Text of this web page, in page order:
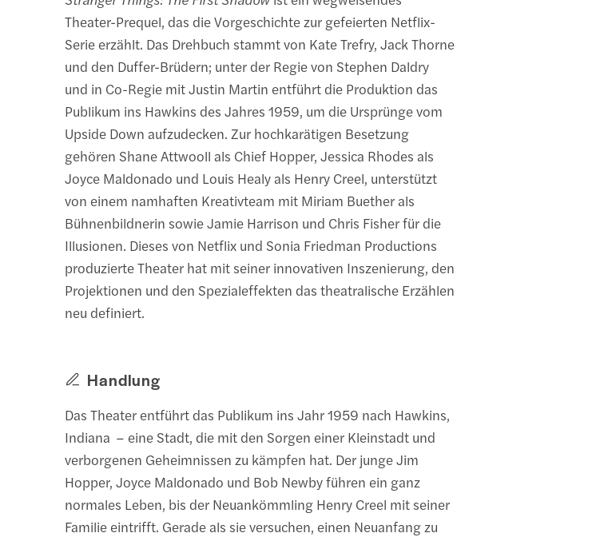
Theater-Prequel, das die Vorgeschichte zur gefeierten Netflix-
Serie erzählt. Das Drehbuch stammt von Kate Trefry, Jack Thorne
und den Duffer-Brüdern; unter der Regie von Stephen Daldry
und in Co-Regie mit Justin Martin entführt die Produktion das
Publikum ins Hawkins des Jahres 1959, um die Ursprünge vom
Upside Down aufzudecken. Zur hochkarätigen Besetzung
gehören Shane Attwooll als Chief Hopper, Jessica Rhodes als
Joyce Maldonado und Louis Healy als Henry Creel, unterstützt
von einem namhaften Kreativteam mit Miriam Buether als
Bühnenbildnerin sowie Jamie Harrison und Chris Fisher für die
Illusionen. Dieses von Netflix und Sonia Friedman Productions
produzierte Theater hat mit seiner innovativen Inszenierung, den
Projektionen und den Spezialeffekten das theatralische Erzählen
neu definiert.
Handlung
Das Theater entführt das Publikum ins Jahr 1959 nach Hawkins,
Indiana – eine Stadt, die mit den Sorgen einer Kleinstadt und
verborgenen Geheimnissen zu kämpfen hat. Der junge Jim
Hopper, Joyce Maldonado und Bob Newby führen ein ganz
normales Leben, bis der Neuankömmling Henry Creel mit seiner
Familie eintrifft. Gerade als sie versuchen, einen Neuanfang zu